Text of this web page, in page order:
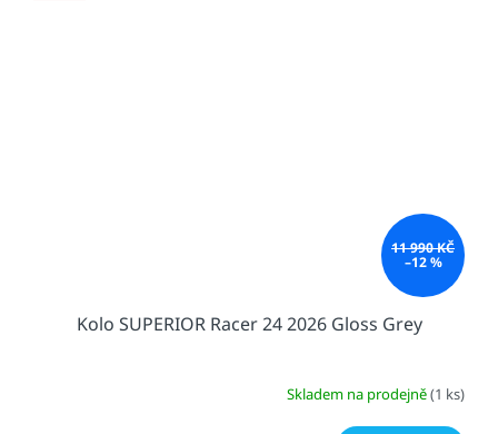
11 990 KČ
–12 %
Kolo SUPERIOR Racer 24 2026 Gloss Grey
Skladem na prodejně(1 ks)